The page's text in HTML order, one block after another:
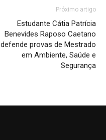
Próximo artigo
Estudante Cátia Patrícia
Benevides Raposo Caetano
defende provas de Mestrado
em Ambiente, Saúde e
Segurança